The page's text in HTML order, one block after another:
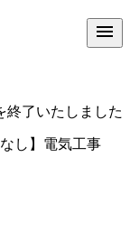
終了いたしました
し】電気工事